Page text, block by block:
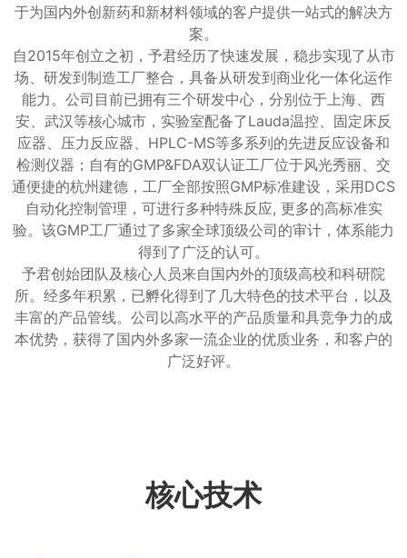
于为国内外创新药和新材料领域的客户提供一站式的解决方
案。
自2015年创立之初，予君经历了快速发展，稳步实现了从市
场、研发到制造工厂整合，具备从研发到商业化一体化运作
能力。公司目前已拥有三个研发中心，分别位于上海、西
安、武汉等核心城市，实验室配备了Lauda温控、固定床反
应器、压力反应器、HPLC-MS等多系列的先进反应设备和
检测仪器；自有的GMP&FDA双认证工厂位于风光秀丽、交
通便捷的杭州建德，工厂全部按照GMP标准建设，采用DCS
自动化控制管理，可进行多种特殊反应, 更多的高标准实
验。该GMP工厂通过了多家全球顶级公司的审计，体系能力
得到了广泛的认可。
予君创始团队及核心人员来自国内外的顶级高校和科研院
所。经多年积累，已孵化得到了几大特色的技术平台，以及
丰富的产品管线。公司以高水平的产品质量和具竞争力的成
本优势，获得了国内外多家一流企业的优质业务，和客户的
广泛好评。
核心技术